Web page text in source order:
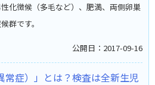
化徴候（多毛など）、肥満、両側卵巣
群です。
公開日：2017-09-16
常症）」とは？検査は全新生児